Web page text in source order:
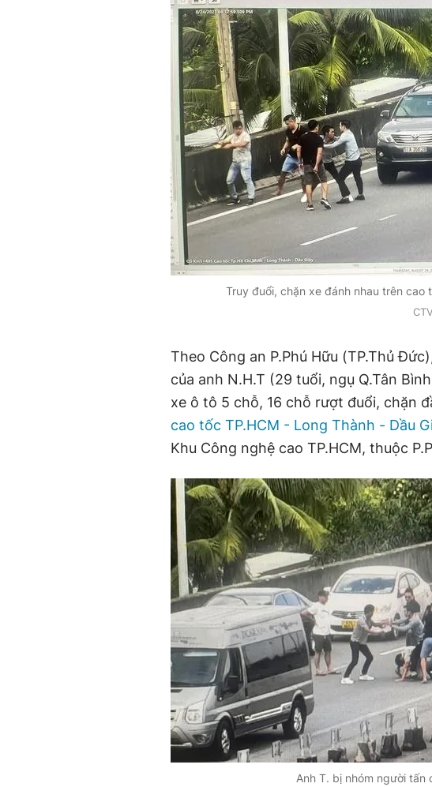
Truy đuổi, chặn xe đánh nhau trên cao
CTV
Theo Công an P.Phú Hữu (TP.Thủ
của anh N.H.T (29 tuổi, ngụ Q.Tân
xe ô tô 5 chỗ, 16 chỗ rượt đuổi, chặn
cao tốc TP.HCM - Long Thành - Dầu
Khu Công nghệ cao TP.HCM, thuộc
Anh T. bị nhóm người